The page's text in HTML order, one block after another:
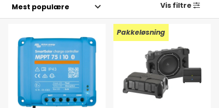
Vis filtre
Pakkeløsning